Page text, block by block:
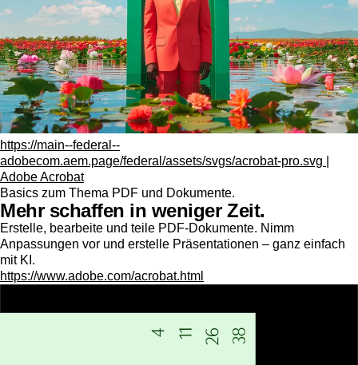
https://main--federal--
adobecom.aem.page/federal/assets/svgs/acrobat-pro.svg |
Adobe Acrobat
Basics zum Thema PDF und Dokumente.
Mehr schaffen in weniger Zeit.
Erstelle, bearbeite und teile PDF-Dokumente. Nimm
Anpassungen vor und erstelle Präsentationen – ganz einfach
mit KI.
https://www.adobe.com/acrobat.html